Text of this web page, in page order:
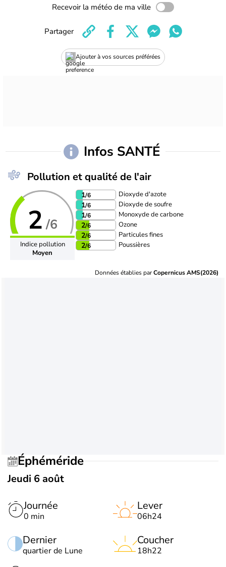
Recevoir la météo de ma ville
Ajouter à vos sources préférées
Partager
Infos SANTÉ
Pollution et qualité de l'air
2 /6
Indice pollution
Moyen
1/6 Dioxyde d'azote
1/6 Dioxyde de soufre
1/6 Monoxyde de carbone
2/6 Ozone
2/6 Particules fines
2/6 Poussières
Données établies parCopernicus AMS(2026)
Éphéméride
Jeudi 6 août
Journée
0 min
Dernier
quartier de Lune
Lever
06h24
Coucher
18h22